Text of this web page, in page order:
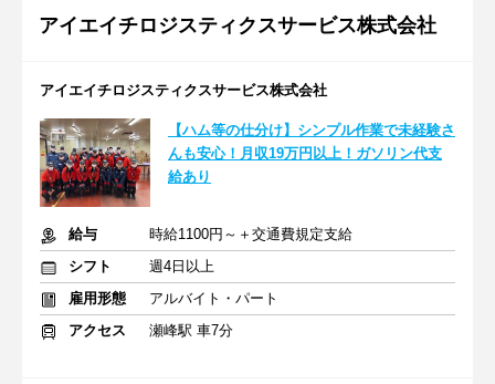
アイエイチロジスティクスサービス株式会社
アイエイチロジスティクスサービス株式会社
【ハム等の仕分け】シンプル作業で未経験さ
んも安心！月収19万円以上！ガソリン代支
給あり
給与
時給1100円～＋交通費規定支給
シフト
週4日以上
雇用形態
アルバイト・パート
アクセス
瀬峰駅 車7分